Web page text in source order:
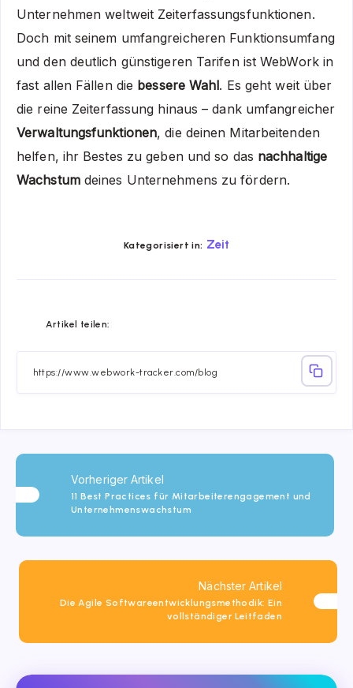
Unternehmen weltweit Zeiterfassungsfunktionen.
Doch mit seinem umfangreicheren Funktionsumfang
und den deutlich günstigeren Tarifen ist WebWork in
fast allen Fällen die bessere Wahl. Es geht weit über
die reine Zeiterfassung hinaus – dank umfangreicher
Verwaltungsfunktionen, die deinen Mitarbeitenden
helfen, ihr Bestes zu geben und so das nachhaltige
Wachstumdeines Unternehmens zu fördern.
Kategorisiert in: Zeit
Artikel teilen:
Whatsapp
Vorheriger Artikel
11 Best Practices für Mitarbeiterengagement und
Unternehmenswachstum
Nächster Artikel
Die Agile Softwareentwicklungsmethodik: Ein
vollständiger Leitfaden